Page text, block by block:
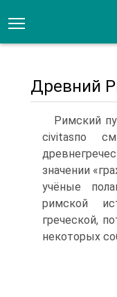
Древний
Римский
civitasпо
значении
учёные
римской
греческой,
некоторых